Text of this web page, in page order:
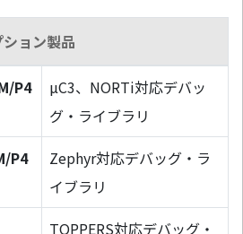
ョン製品
P4
µC3、NORTi対応デバッ
グ・ライブラリ
P4
Zephyr対応デバッグ・ラ
イブラリ
TOPPERS対応デバッグ・